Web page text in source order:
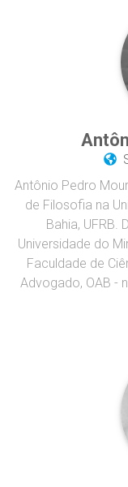
Antônio Pedro
de Filosofia na
Bahia, UFRB.
Universidade do
Faculdade de
Advogado, OAB -